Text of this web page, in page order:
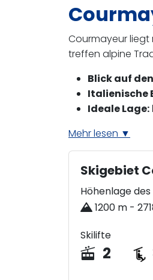
Courmayeur liegt
treffen alpine
Blick auf
Italienische
Ideale Lage:
Mehr lesen ▼
Skigebiet
Höhenlage
1200 m -
Skilifte
2